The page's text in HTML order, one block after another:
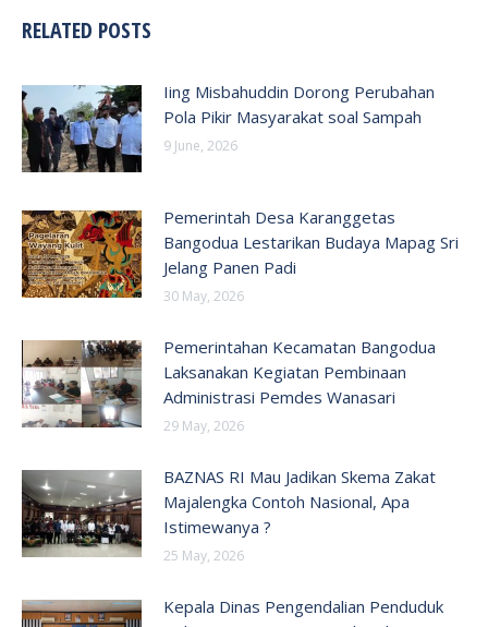
RELATED POSTS
Iing Misbahuddin Dorong Perubahan
Pola Pikir Masyarakat soal Sampah
9 June, 2026
Pemerintah Desa Karanggetas
Bangodua Lestarikan Budaya Mapag Sri
Jelang Panen Padi
30 May, 2026
Pemerintahan Kecamatan Bangodua
Laksanakan Kegiatan Pembinaan
Administrasi Pemdes Wanasari
29 May, 2026
BAZNAS RI Mau Jadikan Skema Zakat
Majalengka Contoh Nasional, Apa
Istimewanya ?
25 May, 2026
Kepala Dinas Pengendalian Penduduk